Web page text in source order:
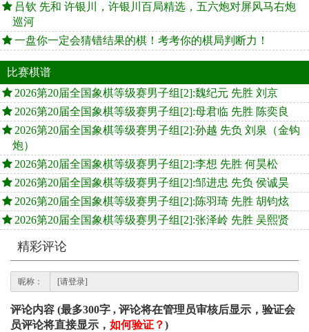
吕钦 先和 许银川，许银川百局精选，五六炮对屏风马右炮
巡河
一盘你一定会猜错结果的棋！考考你的棋局判断力！
比赛棋谱
2026第20届全国象棋等级赛男子组[2]:魏纪元 先胜 刘京
2026第20届全国象棋等级赛男子组[2]:母君临 先胜 陈奕良
2026第20届全国象棋等级赛男子组[2]:孙越 先负 刘泉（金钩
炮）
2026第20届全国象棋等级赛男子组[2]:李想 先胜 何昊松
2026第20届全国象棋等级赛男子组[2]:邹进忠 先负 侯诚昊
2026第20届全国象棋等级赛男子组[2]:陈羽琦 先胜 胡钧炫
2026第20届全国象棋等级赛男子组[2]:张泽岭 先胜 吴熙贤
精彩评论
昵称：
评论内容 (最多300字 , 评论将在管理员审核后显示，验证会
员评论将直接显示， 如何验证？)